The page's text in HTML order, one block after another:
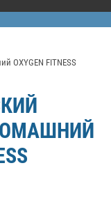
OXYGEN FITNESS